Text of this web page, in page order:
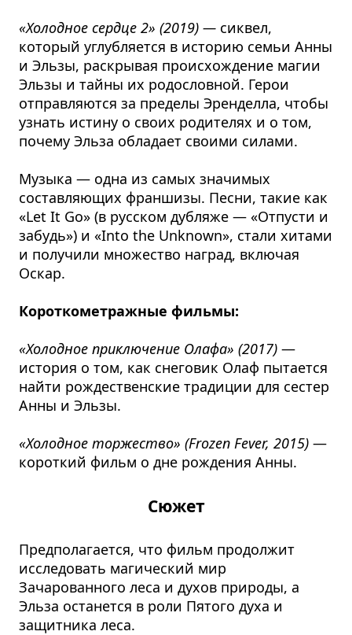
«Холодное сердце 2» (2019) — сиквел,
который углубляется в историю семьи Анны
и Эльзы, раскрывая происхождение магии
Эльзы и тайны их родословной. Герои
отправляются за пределы Эренделла, чтобы
узнать истину о своих родителях и о том,
почему Эльза обладает своими силами.
Музыка — одна из самых значимых
составляющих франшизы. Песни, такие как
«Let It Go» (в русском дубляже — «Отпусти и
забудь») и «Into the Unknown», стали хитами
и получили множество наград, включая
Оскар.
Короткометражные фильмы:
«Холодное приключение Олафа» (2017) —
история о том, как снеговик Олаф пытается
найти рождественские традиции для сестер
Анны и Эльзы.
«Холодное торжество» (Frozen Fever, 2015) —
короткий фильм о дне рождения Анны.
Сюжет
Предполагается, что фильм продолжит
исследовать магический мир
Зачарованного леса и духов природы, а
Эльза останется в роли Пятого духа и
защитника леса.